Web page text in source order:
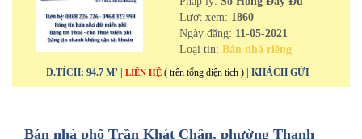
Lượt xem: 1860
Ngày đăng: 11-05-2021
Loại tin: Bán nhà riêng
D.TÍCH: 94.7 M² | LIÊN HỆ ( trên tổng diện tích ) | KHÁCH GỬI
Bán nhà phố Trần Khát Chân, phường Thanh